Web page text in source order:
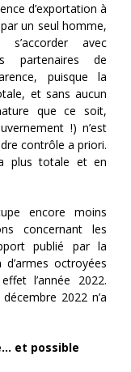
d’exportation à
un seul homme,
avec
partenaires de
puisque la
et sans aucun
que ce soit,
!) n’est
contrôle a priori.
plus totale et en
encore moins
concernant les
publié par la
octroyées
l’année 2022.
2022 n’a
et possible